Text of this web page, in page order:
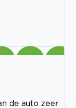
de auto zeer